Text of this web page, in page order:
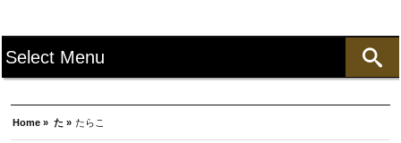
Home » た » たらこ